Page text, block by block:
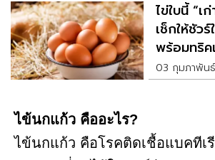
ไข่ใบนี้ “เ
เช็กให้ชัว
พร้อมทริค
ข้ามเดือน
03 กุมภาพัน
ไข้นกแก้ว คืออะไร?
ไข้นกแก้ว คือโรคติดเชื้อแบคทีเ